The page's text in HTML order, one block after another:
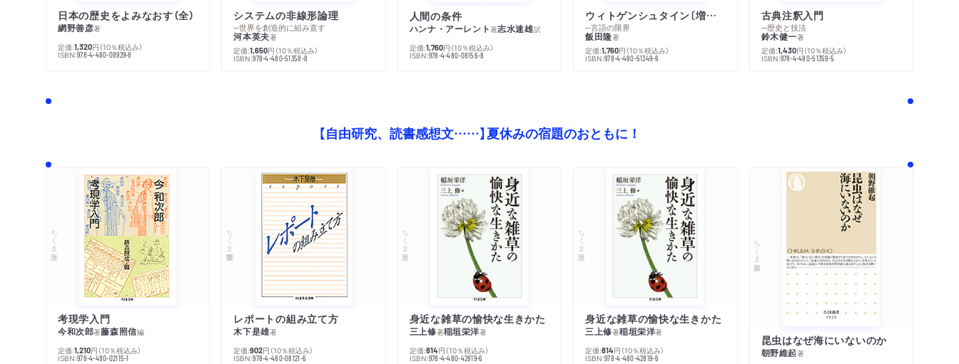
日本の歴史をよみなおす（全）
網野善彦著
定価:1,320円 （10％税込み）
ISBN:978-4-480-08929-8
システムの非線形論理
─世界を創造的に組み直す
河本英夫著
定価:1,650円 （10％税込み）
ISBN:978-4-480-51358-8
人間の条件
ハンナ・アーレント著志水速雄訳
定価:1,760円 （10％税込み）
ISBN:978-4-480-08156-8
ウィトゲンシュタイン〔増補新版〕
─言語の限界
飯田隆著
定価:1,760円 （10％税込み）
ISBN:978-4-480-51349-6
古典注釈入門
─歴史と技法
鈴木健一著
定価:1,430円 （10％税込み）
ISBN:978-4-480-51359-5
【自由研究、読書感想文……】夏休みの宿題のおともに！
ちくま文庫
考現学入門
今和次郎著藤森照信編
定価:1,210円 （10％税込み）
ISBN:978-4-480-02115-1
ちくま学芸文庫
レポートの組み立て方
木下是雄著
定価:902円 （10％税込み）
ISBN:978-4-480-08121-6
ちくま文庫
身近な雑草の愉快な生きかた
三上修著稲垣栄洋著
定価:814円 （10％税込み）
ISBN:978-4-480-42819-6
ちくま文庫
身近な雑草の愉快な生きかた
三上修著稲垣栄洋著
定価:814円 （10％税込み）
ISBN:978-4-480-42819-6
ちくま新書
昆虫はなぜ海にいないのか
朝野維起著